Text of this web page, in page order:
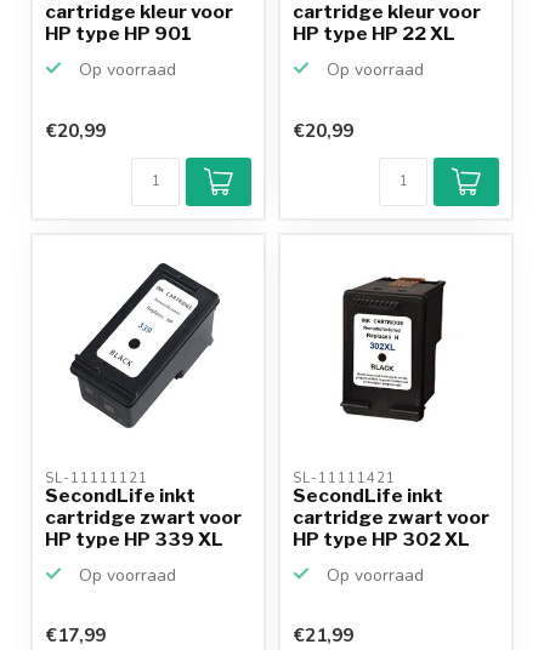
cartridge kleur voor
HP type HP 901
Op voorraad
€20,99
cartridge kleur voor
HP type HP 22 XL
Op voorraad
€20,99
SL-11111121
SecondLife inkt
cartridge zwart voor
HP type HP 339 XL
Op voorraad
€17,99
SL-11111421
SecondLife inkt
cartridge zwart voor
HP type HP 302 XL
Op voorraad
€21,99